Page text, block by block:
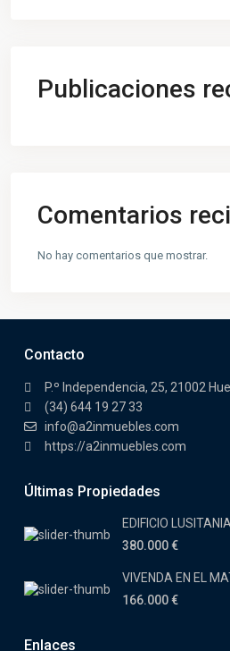
Publicaciones
Comentarios
No hay comentarios que mostrar.
Contacto
P.º Independencia, 25, 21002
(34) 644 19 27 33
info@a2inmuebles.com
https://a2inmuebles.com
Últimas Propiedades
EDIFICIO LUSITANIA
380.000 €
VIVENDA EN EL
166.000 €
Enlaces